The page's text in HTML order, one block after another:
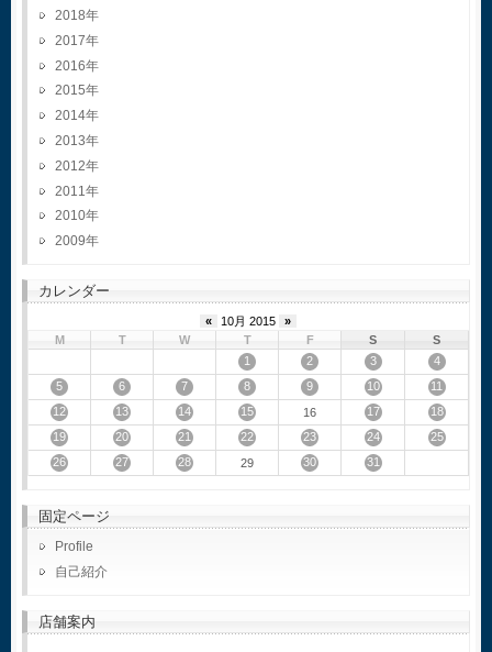
2018
2017
2016
2015
2014
2013
2012
2011
2010
2009
カレンダー
« 10月 2015
»
M
T W T F S
S
1
2 3
4
5
6 7 8 9 10
11
12
13 14 15 16 17
18
19
20 21 22 23 24
25
26
27 28 29 30 31
固定ページ
Profile
自己紹介
店舗案内